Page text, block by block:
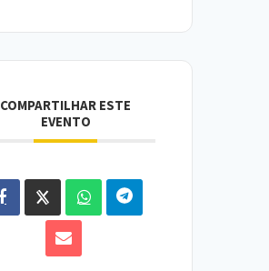
COMPARTILHAR ESTE
EVENTO